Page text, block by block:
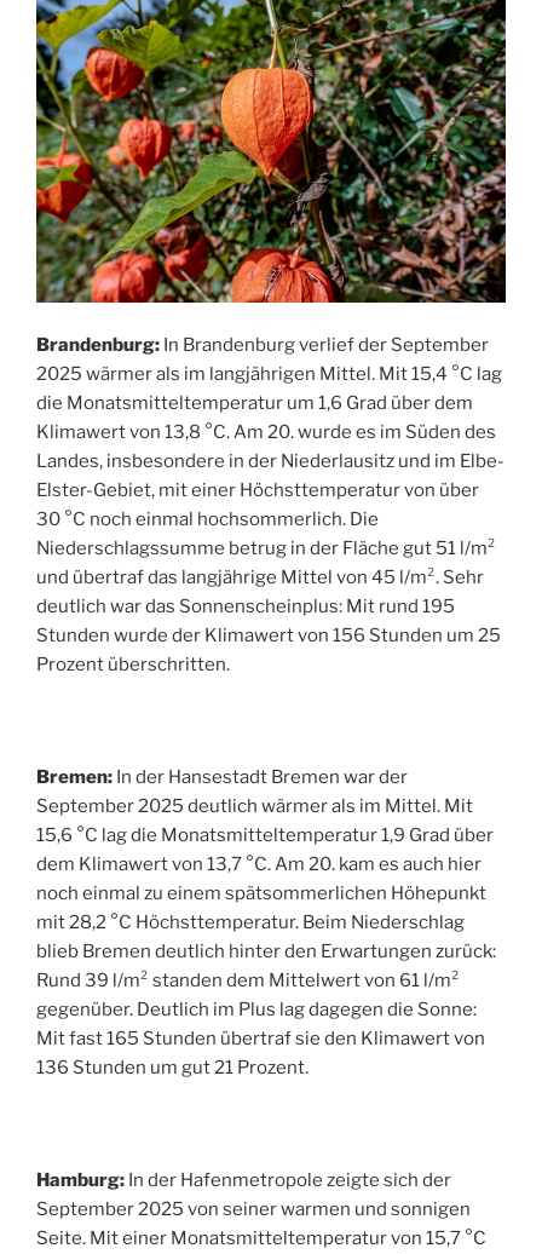
Brandenburg: In Brandenburg verlief der September
2025 wärmer als im langjährigen Mittel. Mit 15,4 °C lag
die Monatsmitteltemperatur um 1,6 Grad über dem
Klimawert von 13,8 °C. Am 20. wurde es im Süden des
Landes, insbesondere in der Niederlausitz und im Elbe-
Elster-Gebiet, mit einer Höchsttemperatur von über
30 °C noch einmal hochsommerlich. Die
Niederschlagssumme betrug in der Fläche gut 51 l/m²
und übertraf das langjährige Mittel von 45 l/m². Sehr
deutlich war das Sonnenscheinplus: Mit rund 195
Stunden wurde der Klimawert von 156 Stunden um 25
Prozent überschritten.
Bremen: In der Hansestadt Bremen war der
September 2025 deutlich wärmer als im Mittel. Mit
15,6 °C lag die Monatsmitteltemperatur 1,9 Grad über
dem Klimawert von 13,7 °C. Am 20. kam es auch hier
noch einmal zu einem spätsommerlichen Höhepunkt
mit 28,2 °C Höchsttemperatur. Beim Niederschlag
blieb Bremen deutlich hinter den Erwartungen zurück:
Rund 39 l/m² standen dem Mittelwert von 61 l/m²
gegenüber. Deutlich im Plus lag dagegen die Sonne:
Mit fast 165 Stunden übertraf sie den Klimawert von
136 Stunden um gut 21 Prozent.
Hamburg: In der Hafenmetropole zeigte sich der
September 2025 von seiner warmen und sonnigen
Seite. Mit einer Monatsmitteltemperatur von 15,7 °C